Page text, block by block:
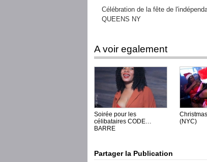
Célébration de la fête de
QUEENS NY
A voir egalement
Soirée pour les
célibataires CODE
BARRE
(NYC)
Partager la Publication